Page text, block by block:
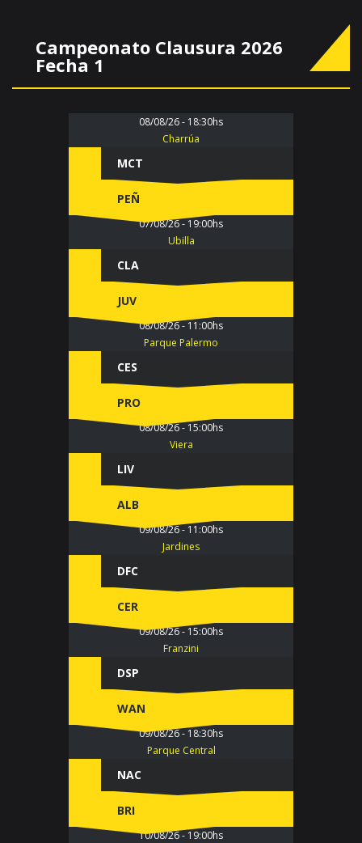
Campeonato Clausura 2026
Fecha 1
08/08/26 - 18:30hs
Charrúa
MCT
PEÑ
07/08/26 - 19:00hs
Ubilla
CLA
JUV
08/08/26 - 11:00hs
Parque Palermo
CES
PRO
08/08/26 - 15:00hs
Viera
LIV
ALB
09/08/26 - 11:00hs
Jardines
DFC
CER
09/08/26 - 15:00hs
Franzini
DSP
WAN
09/08/26 - 18:30hs
Parque Central
NAC
BRI
10/08/26 - 19:00hs